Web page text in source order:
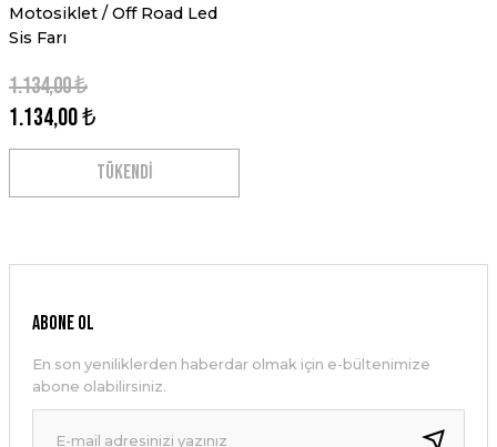
Motosiklet / Off Road Led
Sis Farı
1.134,00 ₺
1.134,00 ₺
TÜKENDİ
ABONE OL
En son yeniliklerden haberdar olmak için e-bültenimize
abone olabilirsiniz.